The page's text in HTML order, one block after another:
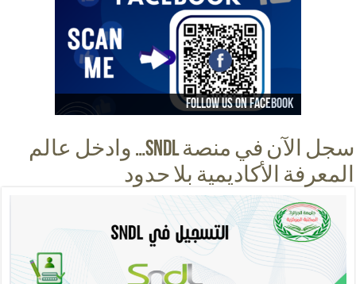
Follow us on facebook
Follow us on instagram
Follow us on Tiktok
Follow us on Youtube
سجل الآن في منصة SNDL… وادخل عالم
المعرفة الأكاديمية بلا حدود